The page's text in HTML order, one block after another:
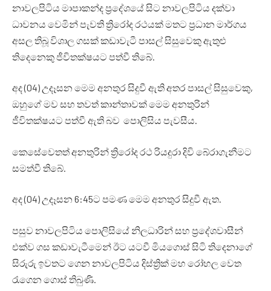
නාවලපිටිය මාපාකන්ද ප්‍රදේශයේ සිට නාවලපිටිය දක්වා
ධාවනය වෙමින් පැවති ත්‍රිරෝද රථයක් මතට ප්‍රධාන මාර්ගය
අසල තිබූ වි‍ශාල ගසක් කඩාවැටී පාසල් සිසුවෙකු ඇතුළු
තිදෙනෙකු ජීවිතක්ෂයට පත්වී තිබේ.
අද (04) උදෑසන මෙම අනතුර සිදුවී ඇති අතර පාසල් සිසුවෙකු,
ඔහුගේ මව සහ තවත් කාන්තාවක් මෙම අනතුරින්
ජීවිතක්ෂයට පත්වී ඇති බව පොලිසිය පැවසීය.
කෙසේවෙතත් අනතුරින් ත්‍රිරෝද රථ රියදුරා දිවි බේරාගැනීමට
සමත්වී තිබේ.
අද (04) උදෑසන 6:45ට පමණ මෙම අනතුර සිදුවී ඇත.
පසුව නාවලපිටිය පොලිසියේ නිලධාරින් සහ ප්‍රදේශවාසීන්
එක්ව ගස කඩාවැටීමෙන් ඊට යටවී මියගොස් සිටි තිදෙනාගේ
සිරුරු ඉවතට ගෙන නාවලපිටිය දිස්ත්‍රික් මහ රෝහල වෙත
රැගෙන ගොස් තිබුණි.